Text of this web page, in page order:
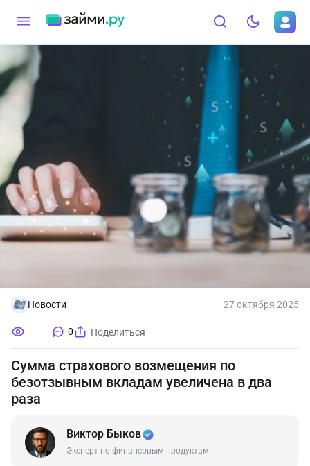
Новости 27 октября 2025
0 Поделиться
Сумма страхового возмещения по
безотзывным вкладам увеличена в два
раза
Виктор Быков
Эксперт по финансовым продуктам